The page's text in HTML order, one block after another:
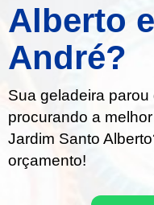
Alberto
André?
Sua geladeira
procurando a
Jardim Santo
orçamento!